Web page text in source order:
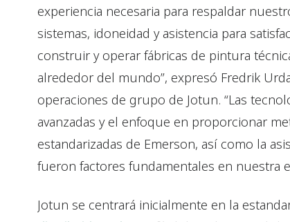
experiencia necesaria para respaldar
sistemas, idoneidad y asistencia para
construir y operar fábricas de pintura
alrededor del mundo”, expresó Fredrik
operaciones de grupo de Jotun. “Las
avanzadas y el enfoque en proporcionar
estandarizadas de Emerson, así como la
fueron factores fundamentales en nuestra
Jotun se centrará inicialmente en la